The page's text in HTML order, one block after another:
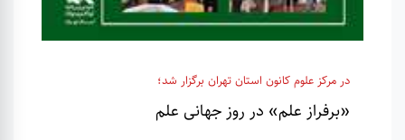
در مرکز علوم کانون استان تهران برگزار شد؛
«برفراز علم» در روز جهانی علم